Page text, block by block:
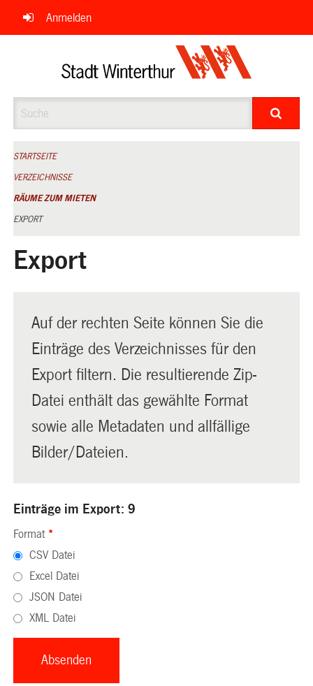
Navigation
überspringen
Anmelden
STARTSEITE
VERZEICHNISSE
RÄUME ZUM MIETEN
EXPORT
Export
Auf der rechten Seite können Sie die
Einträge des Verzeichnisses für den
Export filtern. Die resultierende Zip-
Datei enthält das gewählte Format
sowie alle Metadaten und allfällige
Bilder/Dateien.
Einträge im Export: 9
Format *
CSV Datei
Excel Datei
JSON Datei
XML Datei